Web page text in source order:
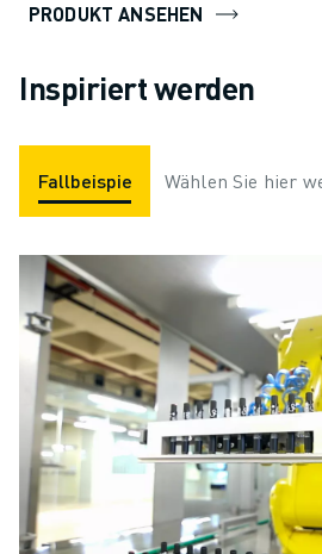
PRODUKT ANSEHEN
Inspiriert werden
Fallbeispiele Anwendungen
Wählen Sie hier